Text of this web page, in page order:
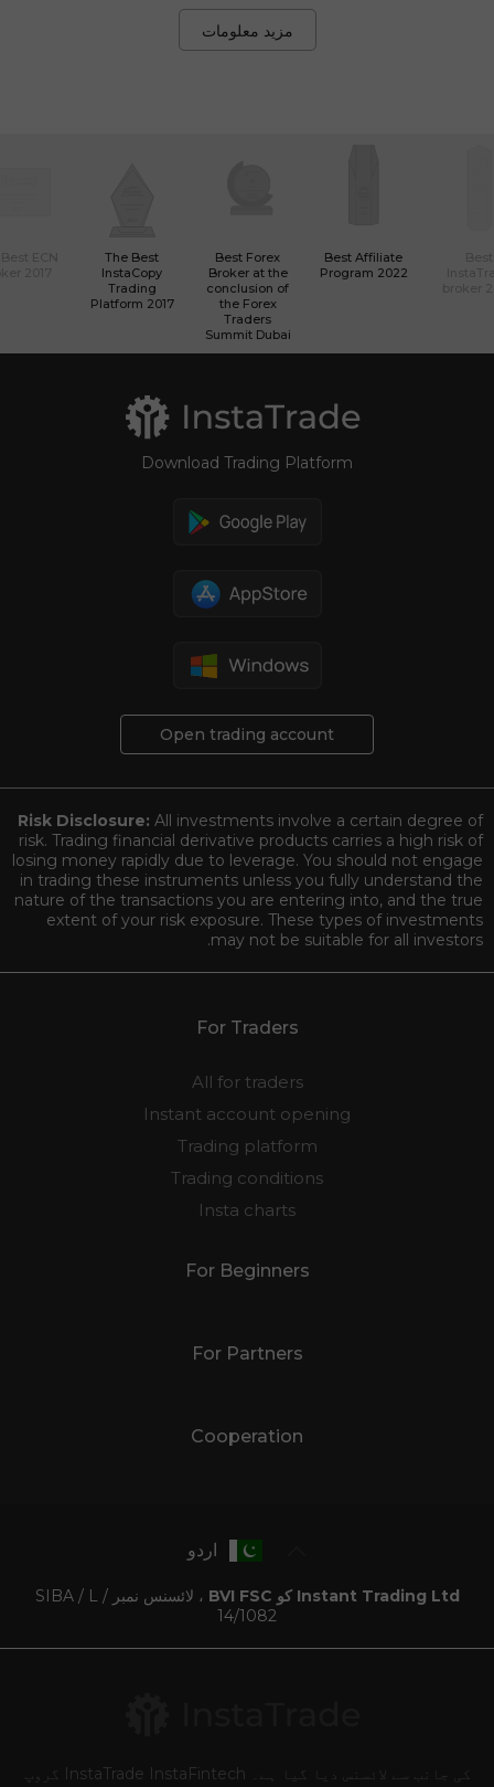
مزید معلومات
The Best
InstaCopy
Trading
Platform 2017
Best Forex
Broker at the
conclusion of
the Forex
Traders
Summit Dubai
Best Affiliate
Program 2022
Download Trading Platform
Open trading account
Risk Disclosure: All investments involve a certain degree of
risk. Trading financial derivative products carries a high risk of
losing money rapidly due to leverage. You should not engage
in trading these instruments unless you fully understand the
nature of the transactions you are entering into, and the true
extent of your risk exposure. These types of investments
may not be suitable for all investors.
For Traders
All for traders
Instant account opening
Trading platform
Trading conditions
Insta charts
For Beginners
For Partners
Cooperation
اردو
Instant Trading Ltd کو BVI FSC
، لائسنس نمبر SIBA / L /
14/1082
کی جانب سے لائسنس دیا گیا ہے۔ InstaTrade InstaFintech گروپ